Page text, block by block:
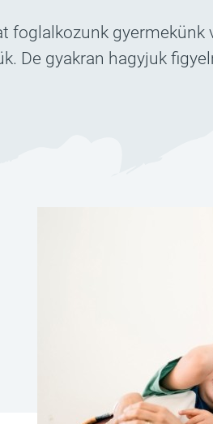
foglalkozunk gyermekünk
De gyakran hagyjuk